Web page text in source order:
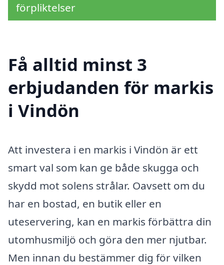
förpliktelser
Få alltid minst 3
erbjudanden för markis
i Vindön
Att investera i en markis i Vindön är ett
smart val som kan ge både skugga och
skydd mot solens strålar. Oavsett om du
har en bostad, en butik eller en
uteservering, kan en markis förbättra din
utomhusmiljö och göra den mer njutbar.
Men innan du bestämmer dig för vilken